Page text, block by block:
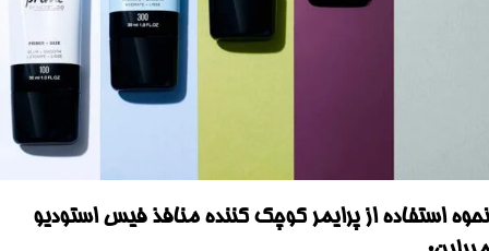
نحوه استفاده از پرایمر کوچک کننده منافذ فیس استودیو